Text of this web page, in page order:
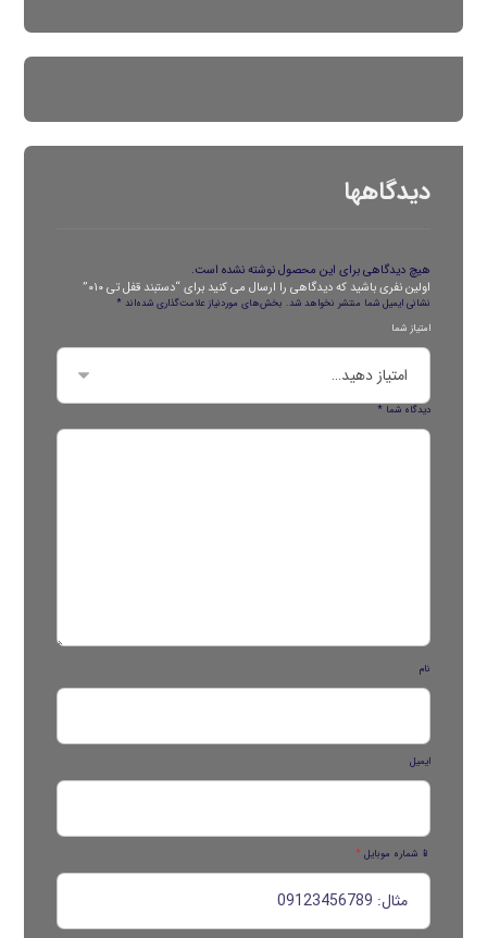
دیدگاهها
هیچ دیدگاهی برای این محصول نوشته نشده است.
اولین نفری باشید که دیدگاهی را ارسال می کنید برای “دستبند قفل تی ۰۱۰”
نشانی ایمیل شما منتشر نخواهد شد. بخش‌های موردنیاز علامت‌گذاری شده‌اند*
امتیاز شما
دیدگاه شما*
نام
ایمیل
📱 شماره موبایل *